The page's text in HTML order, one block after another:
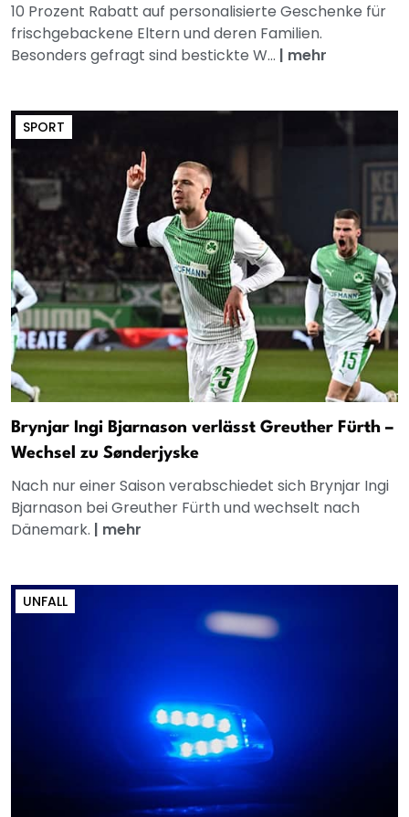
10 Prozent Rabatt auf personalisierte Geschenke für
frischgebackene Eltern und deren Familien.
Besonders gefragt sind bestickte W... | mehr
SPORT
Brynjar Ingi Bjarnason verlässt Greuther Fürth –
Wechsel zu Sønderjyske
Nach nur einer Saison verabschiedet sich Brynjar Ingi
Bjarnason bei Greuther Fürth und wechselt nach
Dänemark. | mehr
UNFALL